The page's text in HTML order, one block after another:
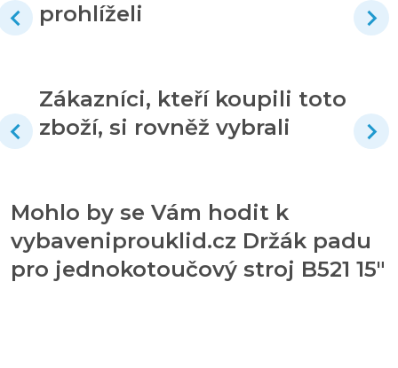
prohlíželi
Zákazníci, kteří koupili toto
zboží, si rovněž vybrali
Mohlo by se Vám hodit k
vybaveniprouklid.cz Držák padu
pro jednokotoučový stroj B521 15"